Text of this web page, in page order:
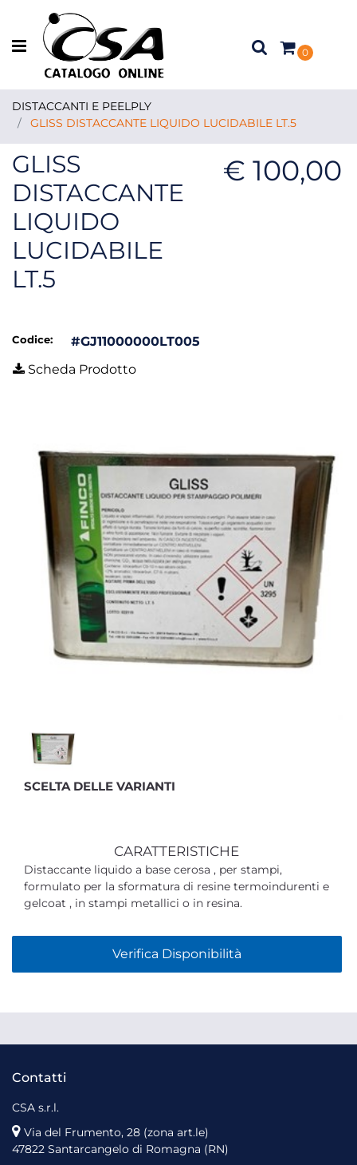
Open menu
0
DISTACCANTI E PEELPLY
GLISS DISTACCANTE LIQUIDO LUCIDABILE LT.5
GLISS
DISTACCANTE
LIQUIDO
LUCIDABILE
LT.5
€ 100,00
Codice:
#GJ11000000LT005
Scheda Prodotto
SCELTA DELLE VARIANTI
CARATTERISTICHE
Distaccante liquido a base cerosa , per stampi,
formulato per la sformatura di resine termoindurenti e
gelcoat , in stampi metallici o in resina.
Verifica Disponibilità
Contatti
CSA s.r.l.
Via del Frumento, 28 (zona art.le)
47822 Santarcangelo di Romagna (RN)